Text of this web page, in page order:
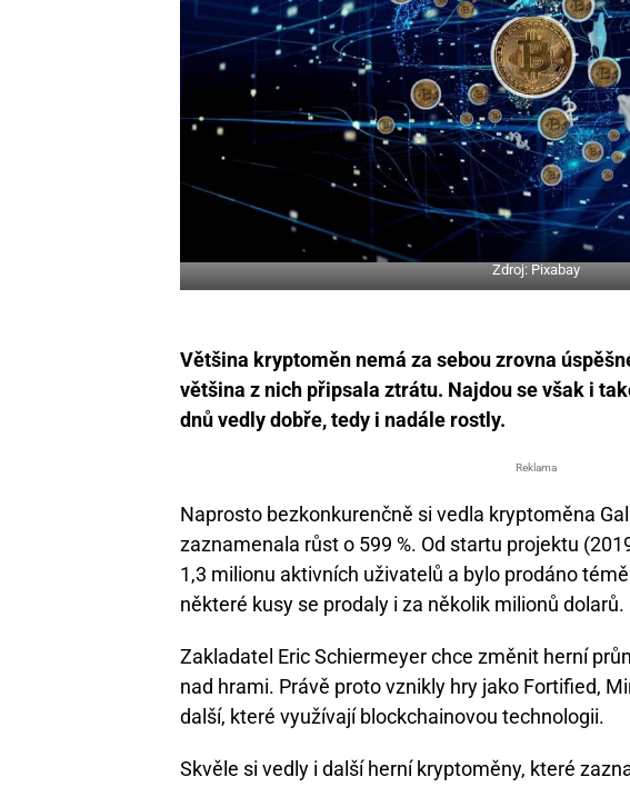
Zdroj: Pixabay
Většina kryptoměn nemá za sebou zrovna
většina z nich připsala ztrátu. Najdou se však i
dnů vedly dobře, tedy i nadále rostly.
Reklama
Naprosto bezkonkurenčně si vedla kryptoměna
zaznamenala růst o 599 %. Od startu projektu
1,3 milionu aktivních uživatelů a bylo prodáno
některé kusy se prodaly i za několik milionů dolarů.
Zakladatel Eric Schiermeyer chce změnit herní
nad hrami. Právě proto vznikly hry jako Fortified,
další, které využívají blockchainovou technologii.
Skvěle si vedly i další herní kryptoměny, které